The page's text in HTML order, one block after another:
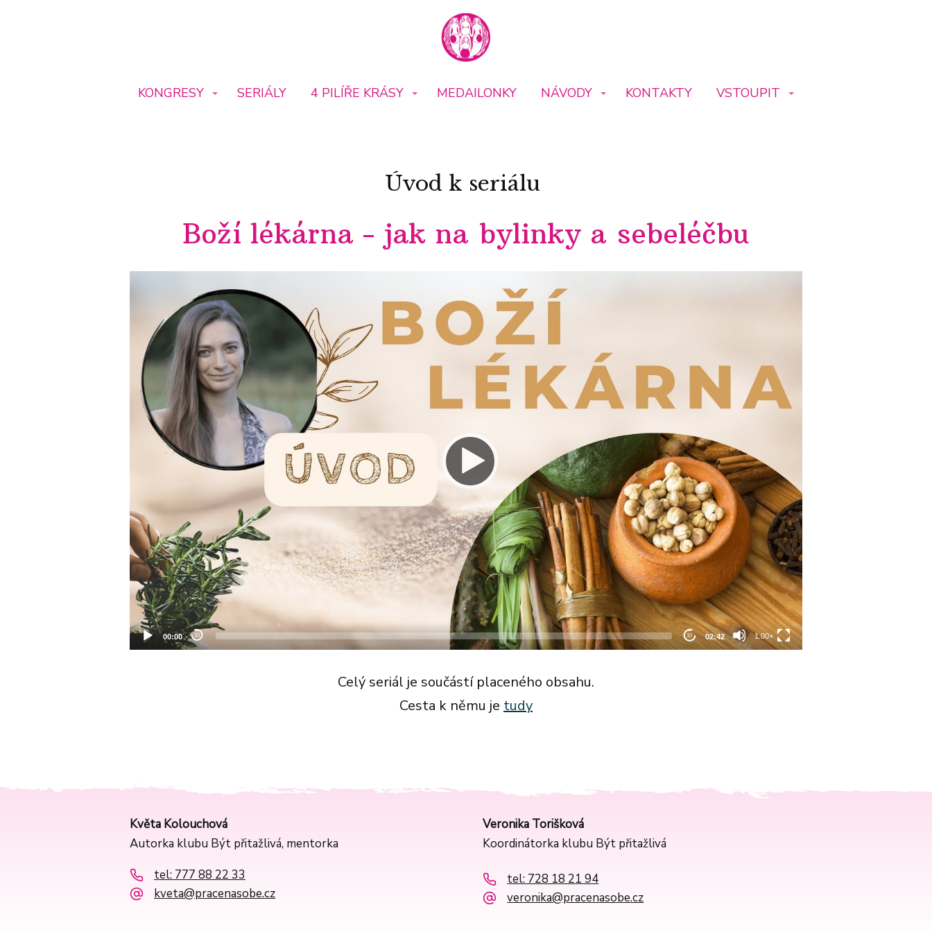
KONGRESY SERIÁLY 4 PILÍŘE KRÁSY MEDAILONKY NÁVODY KONTAKTY VSTOUPIT
Úvod k seriálu
Boží lékárna - jak na bylinky a sebeléčbu
Celý seriál je součástí placeného obsahu.
Cesta k němu je tudy
Květa Kolouchová
Autorka klubu Být přitažlivá, mentorka
tel: 777 88 22 33
kveta@pracenasobe.cz
Veronika Torišková
Koordinátorka klubu Být přitažlivá
tel: 728 18 21 94
veronika@pracenasobe.cz